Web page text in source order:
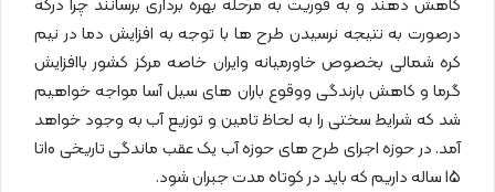
کاهش دهند و به فوریت به مرحله بهره برداری برسانند چرا درکه
درصورت به نتیجه نرسیدن طرح ها با توجه به افزایش دما در نیم
کره شمالی بخصوص خاورمیانه وایران خاصه مرکز کشور باافزایش
گرما و کاهش بارندگی ووقوع باران های سیل آسا مواجه خواهیم
شد که شرایط سختی را به لحاظ تامین و توزیع آب به وجود خواهد
آمد. در حوزه اجرای طرح های حوزه آب یک عقب ماندگی تاریخی 10تا
15 ساله داریم که باید در کوتاه مدت جبران شود.